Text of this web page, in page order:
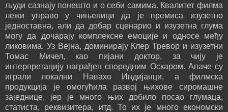
људи сазнају понешто и о себи самима. Квалитет филма
лежи управо у чињеници да је премиса изузетно
једноставна, али да добар сценарио и изузетна глума
могу да дочарају комплексне емоције и односе међу
ликовима. Уз Вејна, доминирају Клер Тревор и изузетни
Томас Мичел, као пијани доктор, за чију је
интерпретацију награђен споредним Оскаром. Апаче су
играли локални Навахо Индијанци, а филмска
продукција је омогућила развој њиховe сиромашне
заједнице, јер је много њих добило посао глумаца,
статиста, реквизитера, итд. То их је много економски